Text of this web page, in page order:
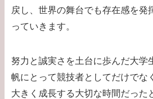
戻し、世界の舞台でも存在感を発
っていきます。
努力と誠実さを土台に歩んだ大学
帆にとって競技者としてだけでな
大きく成長する大切な時間だった